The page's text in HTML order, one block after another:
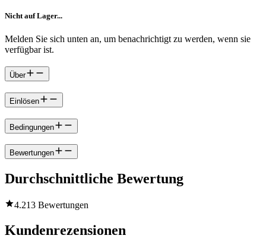
Nicht auf Lager...
Melden Sie sich unten an, um benachrichtigt zu werden, wenn sie
verfügbar ist.
Über
Einlösen
Bedingungen
Bewertungen
Durchschnittliche Bewertung
4.213 Bewertungen
Kundenrezensionen